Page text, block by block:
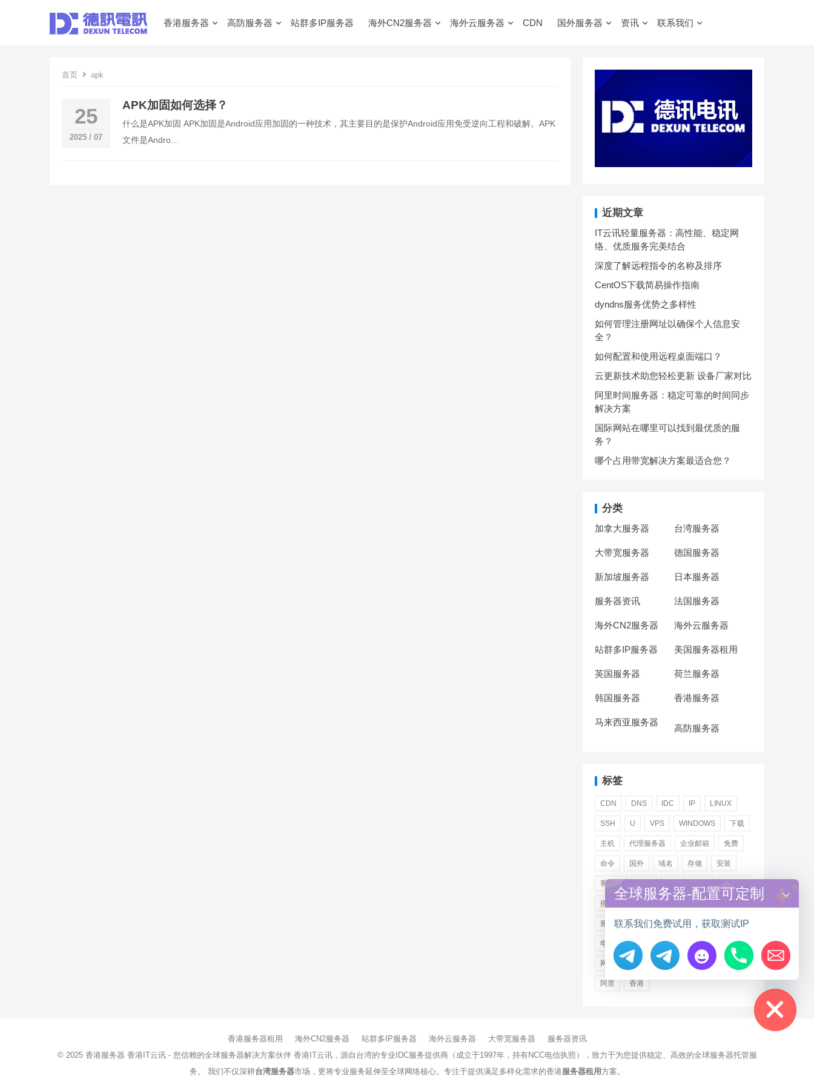
香港服务器 高防服务器 站群多IP服务器 海外CN2服务器 海外云服务器 CDN 国外服务器 资讯 联系我们
首页 apk
25
2025 / 07
APK加固如何选择？
什么是APK加固 APK加固是Android应用加固的一种技术，其主要目的是保护Android应用免受逆向工程和破解。APK
文件是Andro…
近期文章
IT云讯轻量服务器：高性能、稳定网
络、优质服务完美结合
深度了解远程指令的名称及排序
CentOS下载简易操作指南
dyndns服务优势之多样性
如何管理注册网址以确保个人信息安
全？
如何配置和使用远程桌面端口？
云更新技术助您轻松更新 设备厂家对比
阿里时间服务器：稳定可靠的时间同步
解决方案
国际网站在哪里可以找到最优质的服
务？
哪个占用带宽解决方案最适合您？
分类
加拿大服务器 台湾服务器
大带宽服务器 德国服务器
新加坡服务器 日本服务器
服务器资讯 法国服务器
海外CN2服务器 海外云服务器
站群多IP服务器 美国服务器租用
英国服务器 荷兰服务器
韩国服务器 香港服务器
马来西亚服务器
高防服务器
标签
CDN DNS IDC IP LINUX
SSH U VPS WINDOWS 下载
主机 代理服务器 企业邮箱 免费
命令 国外 域名 存储 安装
客户端
搭建 操作步骤 文件 服务
服务器 注册 海外 游戏 用户
电讯 登录 百度 租用 网站
网络 腾讯 虚拟主机 证书 配置
阿里 香港
香港服务器租用 海外CN2服务器 站群多IP服务器 海外云服务器 大带宽服务器
服务器资讯
© 2025 香港服务器 香港IT云讯 - 您信赖的全球服务器解决方案伙伴 香港IT云讯，源自台湾的专业IDC服务提供商（成立于1997年，持有NCC电信执照），致力于为您提供稳定、高效的全球服务器托管服
务。 我们不仅深耕台湾服务器市场，更将专业服务延伸至全球网络核心。专注于提供满足多样化需求的香港服务器租用方案。
Hide chaty
全球服务器-配置可定制
联系我们免费试用，获取测试IP